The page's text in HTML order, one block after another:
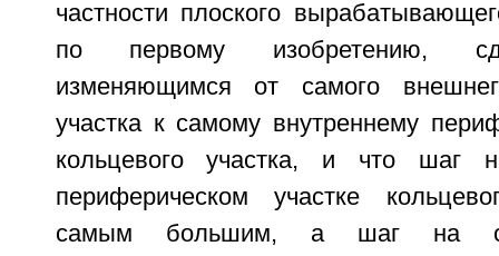
частности плоского
по первому изобретению,
изменяющимся от самого
участка к самому внутреннему
кольцевого участка, и что шаг
периферическом участке
самым большим, а шаг на